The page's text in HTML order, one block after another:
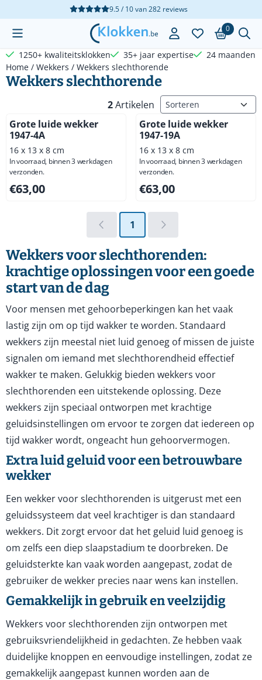
Cookievoorkeuren zijn beschikbaar. Kies instellingen of sta
9.5 / 10van282reviews
0
1250+ kwaliteitsklokken 35+ jaar expertise
24 maanden
Home / Wekkers / Wekkers slechthorende
Wekkers slechthorende
2Artikelen Sorteermethode
Grote luide wekker
1947-4A
16 x 13 x 8 cm
In voorraad, binnen 3 werkdagen
verzonden.
Prijs: 63,00, exclusief btw: 52,07
€63,00
Grote luide wekker
1947-19A
16 x 13 x 8 cm
In voorraad, binnen 3 werkdagen
verzonden.
Prijs: 63,00, exclusief btw:
€63,00
1
Wekkers voor slechthorenden:
krachtige oplossingen voor een goede
start van de dag
Voor mensen met gehoorbeperkingen kan het vaak
lastig zijn om op tijd wakker te worden. Standaard
wekkers zijn meestal niet luid genoeg of missen de juiste
signalen om iemand met slechthorendheid effectief
wakker te maken. Gelukkig bieden wekkers voor
slechthorenden een uitstekende oplossing. Deze
wekkers zijn speciaal ontworpen met krachtige
geluidsinstellingen om ervoor te zorgen dat iedereen op
tijd wakker wordt, ongeacht hun gehoorvermogen.
Extra luid geluid voor een betrouwbare
wekker
Een wekker voor slechthorenden is uitgerust met een
geluidssysteem dat veel krachtiger is dan standaard
wekkers. Dit zorgt ervoor dat het geluid luid genoeg is
om zelfs een diep slaapstadium te doorbreken. De
geluidsterkte kan vaak worden aangepast, zodat de
gebruiker de wekker precies naar wens kan instellen.
Gemakkelijk in gebruik en veelzijdig
Wekkers voor slechthorenden zijn ontworpen met
gebruiksvriendelijkheid in gedachten. Ze hebben vaak
duidelijke knoppen en eenvoudige instellingen, zodat ze
gemakkelijk aangepast kunnen worden aan de